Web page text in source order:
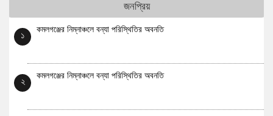
জনপ্রিয়
১
কমলগঞ্জের নিম্নাঞ্চলে বন্যা পরিস্থিতির অবনতি
২
কমলগঞ্জের নিম্নাঞ্চলে বন্যা পরিস্থিতির অবনতি